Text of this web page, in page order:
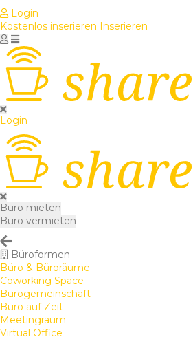
Login
Kostenlos inserieren Inserieren
Login
Büro mieten
Büro vermieten
Büroformen
Büro & Büroräume
Coworking Space
Bürogemeinschaft
Büro auf Zeit
Meetingraum
Virtual Office